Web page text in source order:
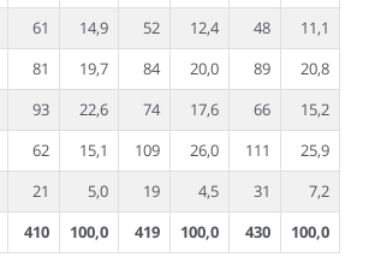
61 14,9 52 12,4 48
11,1
81 19,7 84 20,0 89
20,8
93 22,6 74 17,6 66
15,2
62 15,1 109 26,0 111
25,9
21 5,0 19 4,5 31
7,2
410 100,0 419 100,0 430
100,0